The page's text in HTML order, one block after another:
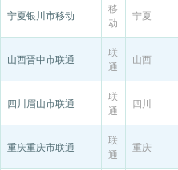
宁夏银川市移动
移
动
宁夏
山西晋中市联通
联
通
山西
四川眉山市联通
联
通
四川
重庆重庆市联通
联
通
重庆